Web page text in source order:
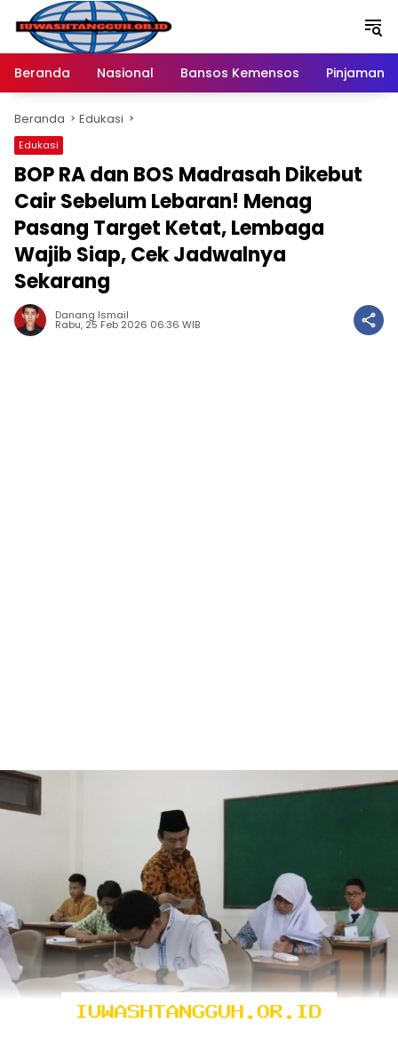
Langsung
konten
Beranda
Nasional Bansos Kemensos Pinjaman
Beranda Edukasi
Edukasi
BOP RA dan BOS Madrasah Dikebut
Cair Sebelum Lebaran! Menag
Pasang Target Ketat, Lembaga
Wajib Siap, Cek Jadwalnya
Sekarang
Danang Ismail
Rabu, 25 Feb 2026 06:36 WIB